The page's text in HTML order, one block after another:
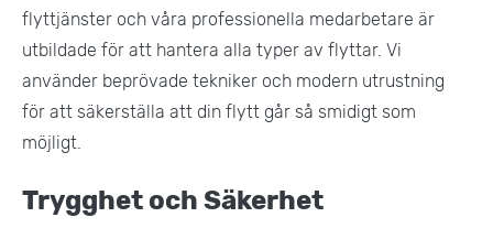
flyttjänster och våra professionella medarbetare är
utbildade för att hantera alla typer av flyttar. Vi
använder beprövade tekniker och modern utrustning
för att säkerställa att din flytt går så smidigt som
möjligt​.
Trygghet och Säkerhet